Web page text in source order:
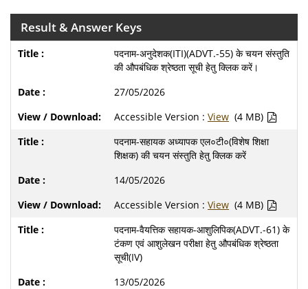
Result & Answer Keys
पदनाम-अनुदेशक(ITI)(ADVT.-55) के चयन संस्तुति
की औपबंधिक श्रेष्ठता सूची हेतु क्लिक करें।
27/05/2026
Accessible Version : View (4 MB)
पदनाम-सहायक अध्यापक एल०टी०(विशेष शिक्षा
शिक्षक) की चयन संस्तुति हेतु क्लिक करें
14/05/2026
Accessible Version : View (4 MB)
पदनाम-वैयत्तिक सहायक-आशुलिपिक(ADVT.-61) के
टंकण एवं आशुलेखन परीक्षा हेतु औपबंधिक श्रेष्ठता
सूची(IV)
13/05/2026